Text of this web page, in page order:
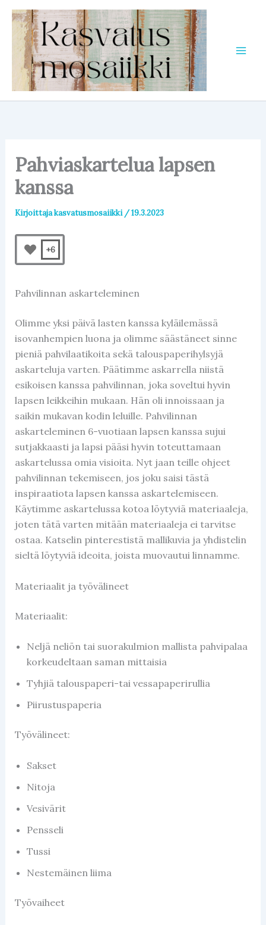
Siirry
sisältöön
Pahviaskartelua lapsen
kanssa
Kirjoittajakasvatusmosaiikki /19.3.2023
+6
Pahvilinnan askarteleminen
Olimme yksi päivä lasten kanssa kyläilemässä
isovanhempien luona ja olimme säästäneet sinne
pieniä pahvilaatikoita sekä talouspaperihylsyjä
askarteluja varten. Päätimme askarrella niistä
esikoisen kanssa pahvilinnan, joka soveltui hyvin
lapsen leikkeihin mukaan. Hän oli innoissaan ja
saikin mukavan kodin leluille. Pahvilinnan
askarteleminen 6-vuotiaan lapsen kanssa sujui
sutjakkaasti ja lapsi pääsi hyvin toteuttamaan
askartelussa omia visioita. Nyt jaan teille ohjeet
pahvilinnan tekemiseen, jos joku saisi tästä
inspiraatiota lapsen kanssa askartelemiseen.
Käytimme askartelussa kotoa löytyviä materiaaleja,
joten tätä varten mitään materiaaleja ei tarvitse
ostaa. Katselin pinterestistä mallikuvia ja yhdistelin
sieltä löytyviä ideoita, joista muovautui linnamme.
Materiaalit ja työvälineet
Materiaalit:
Neljä neliön tai suorakulmion mallista pahvipalaa
korkeudeltaan saman mittaisia
Tyhjiä talouspaperi-tai vessapaperirullia
Piirustuspaperia
Työvälineet:
Sakset
Nitoja
Vesivärit
Pensseli
Tussi
Nestemäinen liima
Työvaiheet